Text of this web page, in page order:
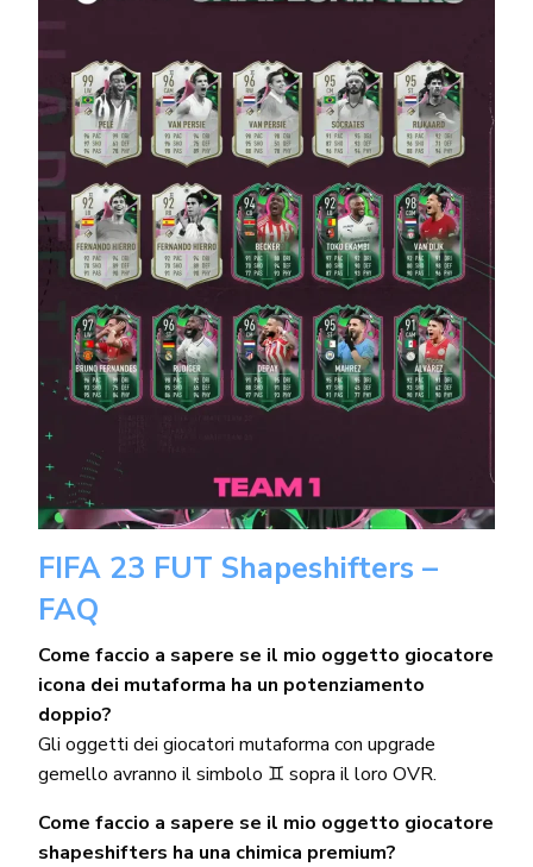
FIFA 23 FUT Shapeshifters –
FAQ
Come faccio a sapere se il mio oggetto giocatore
icona dei mutaforma ha un potenziamento
doppio?
Gli oggetti dei giocatori mutaforma con upgrade
gemello avranno il simbolo ♊︎ sopra il loro OVR.
Come faccio a sapere se il mio oggetto giocatore
shapeshifters ha una chimica premium?